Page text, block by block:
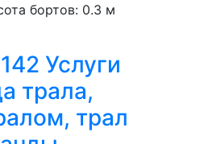
бортов: 0.3 м
Услуги
трала,
трал